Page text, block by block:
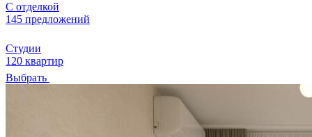
С отделкой
145 предложений
Студии
120 квартир
Выбрать